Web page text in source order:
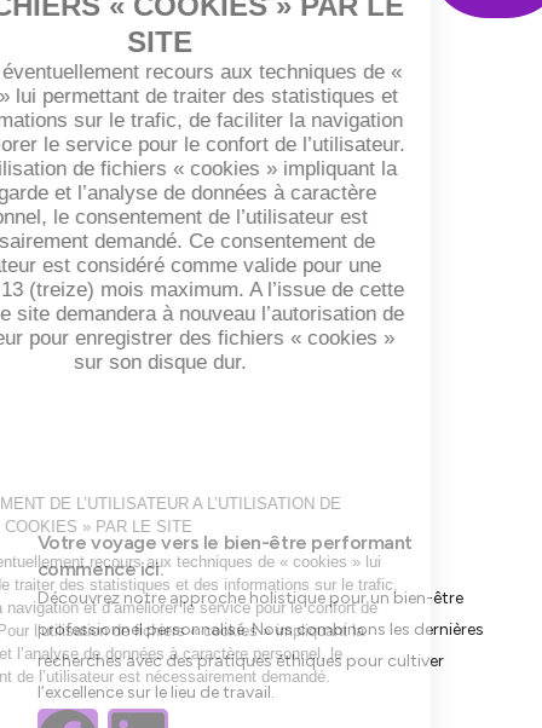
Votre voyage vers le bien-être performant
commence ici.
Découvrez notre approche holistique pour un bien-être
professionnel personnalisé. Nous combinons les dernières
recherches avec des pratiques éthiques pour cultiver
l’excellence sur le lieu de travail.